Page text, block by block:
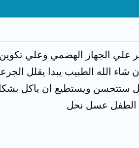
علي الجهاز الهضمي وعلي
شاء الله الطبيب يبدا يقلل
ويستطيع ان ياكل
الطفل عسل نحل